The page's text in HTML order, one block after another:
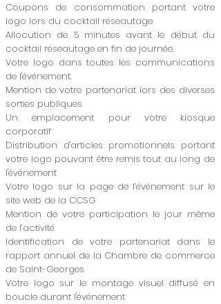
Coupons de consommation portant votre
logo lors du cocktail réseautage
Allocution de 5 minutes avant le début du
cocktail réseautage en fin de journée.
Votre logo dans toutes les communications
de l'événement.
Mention de votre partenariat lors des diverses
sorties publiques
Un emplacement pour votre kiosque
corporatif
Distribution d'articles promotionnels portant
votre logo pouvant être remis tout au long de
l'événement
Votre logo sur la page de l’événement sur le
site web de la CCSG
Mention de votre participation le jour même
de l’activité
Identification de votre partenariat dans le
rapport annuel de la Chambre de commerce
de Saint-Georges
Votre logo sur le montage visuel diffusé en
boucle durant l'événement